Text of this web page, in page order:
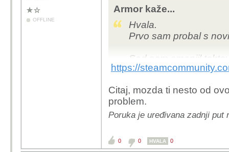
OFFLINE
Armor kaže...
Hvala.
Prvo sam probal s
Sad sam smanjil
manje od 5-10min.
Ram je na 2133
neki sigurnosni
https://
Citaj, mozda ti nesto od
problem.
Poruka je uređivana zadnji put
0 0 HVALA 0